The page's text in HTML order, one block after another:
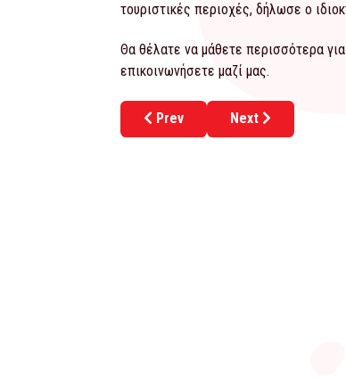
τουριστικές περιοχές, δήλωσε ο
Θα θέλατε να μάθετε περισσότερα
επικοινωνήσετε μαζί μας.
Previous article: Στο PURE Juice
Prev Next article:
Next